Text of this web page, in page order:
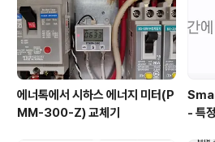
탁실 조명을 켜고 끄는 자동..
에너톡에서 시하스 에너지 미터(P
MM-300-Z) 교체기
- 특